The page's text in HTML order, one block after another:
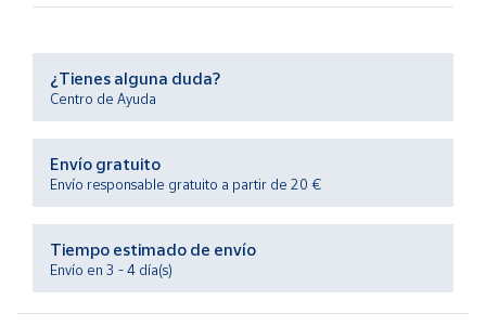
Ayuda
Centro
de ayuda
Contacto
¿Tienes alguna duda?
Centro de Ayuda
Envío gratuito
Envío responsable gratuito a partir de 20 €
Tiempo estimado de envío
Envío en 3 - 4 día(s)